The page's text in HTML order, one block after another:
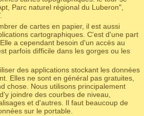
Parc naturel régional du Luberon",
de cartes en papier, il est aussi
cartographiques. C'est d'une part
a cependant besoin d'un accès au
parfois difficile dans les gorges ou les
des applications stockant les données
Elles ne sont en général pas gratuites,
chose. Nous utilisons principalement
joindre des courbes de niveau,
et d'autres. Il faut beaucoup de
sur le portable.